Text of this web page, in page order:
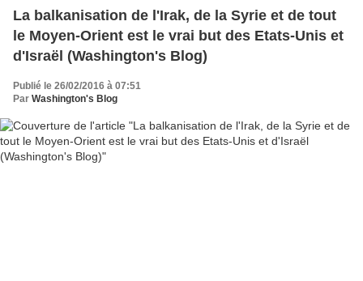
La balkanisation de l'Irak, de la Syrie et de tout
le Moyen-Orient est le vrai but des Etats-Unis et
d'Israël (Washington's Blog)
Publié le 26/02/2016 à 07:51
Par Washington's Blog